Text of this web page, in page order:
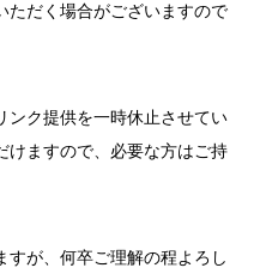
ただく場合がございますので
ンク提供を一時休止させてい
けますので、必要な方はご持
すが、何卒ご理解の程よろし